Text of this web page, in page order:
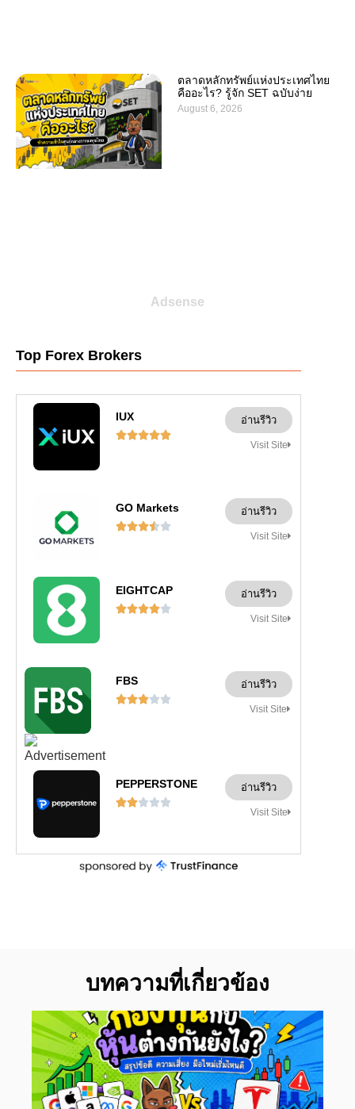
ตลาดหลักทรัพย์แห่งประเทศไทย
คืออะไร? รู้จัก SET ฉบับง่าย
August 6, 2026
Adsense
Top Forex Brokers
IUX

อ่านรีวิว
Visit Site
GO Markets

อ่านรีวิว
Visit Site
EIGHTCAP

อ่านรีวิว
Visit Site
FBS

อ่านรีวิว
Visit Site
PEPPERSTONE

อ่านรีวิว
Visit Site
บทความที่เกี่ยวข้อง